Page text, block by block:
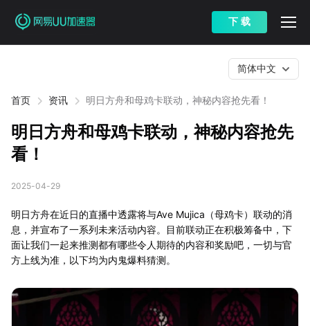
下 载
首页 资讯 明日方舟和母鸡卡联动，神秘内容抢先看！
简体中文
明日方舟和母鸡卡联动，神秘内容抢先
看！
2025-04-29
明日方舟在近日的直播中透露将与Ave Mujica（母鸡卡）联动的消
息，并宣布了一系列未来活动内容。目前联动正在积极筹备中，下
面让我们一起来推测都有哪些令人期待的内容和奖励吧，一切与官
方上线为准，以下均为内鬼爆料猜测。